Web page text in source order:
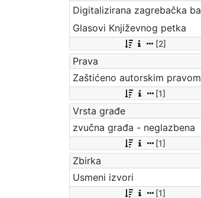
Glasovi Književnog petka
[2]
Prava
Zaštićeno autorskim pravom
[1]
Vrsta građe
zvučna građa - neglazbena
[1]
Zbirka
Usmeni izvori
[1]